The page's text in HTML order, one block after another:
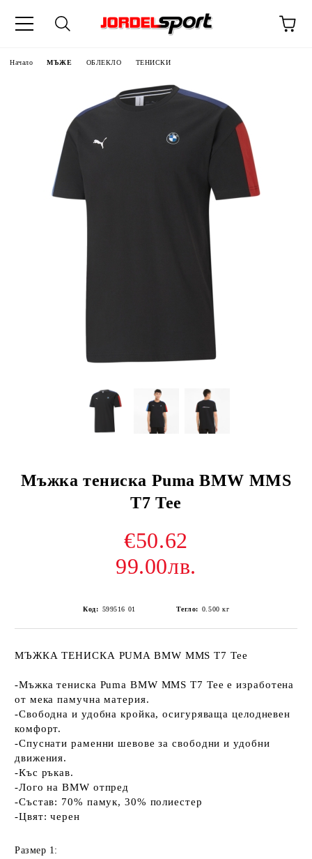
Начало МЪЖЕ ОБЛЕКЛО ТЕНИСКИ
Мъжка тениска Puma BMW MMS
T7 Tee
€50.62
99.00лв.
Код: 599516 01 Тегло: 0.500 кг
МЪЖКА ТЕНИСКА PUMA BMW MMS T7 Tee
-Мъжка тениска Puma BMW MMS T7 Tee е изработена
от мека памучна материя.
-Свободна и удобна кройка, осигуряваща целодневен
комфорт.
-Спуснати раменни шевове за свободни и удобни
движения.
-Къс ръкав.
-Лого на BMW отпред
-Състав: 70% памук, 30% полиестер
-Цвят: черен
Размер 1: